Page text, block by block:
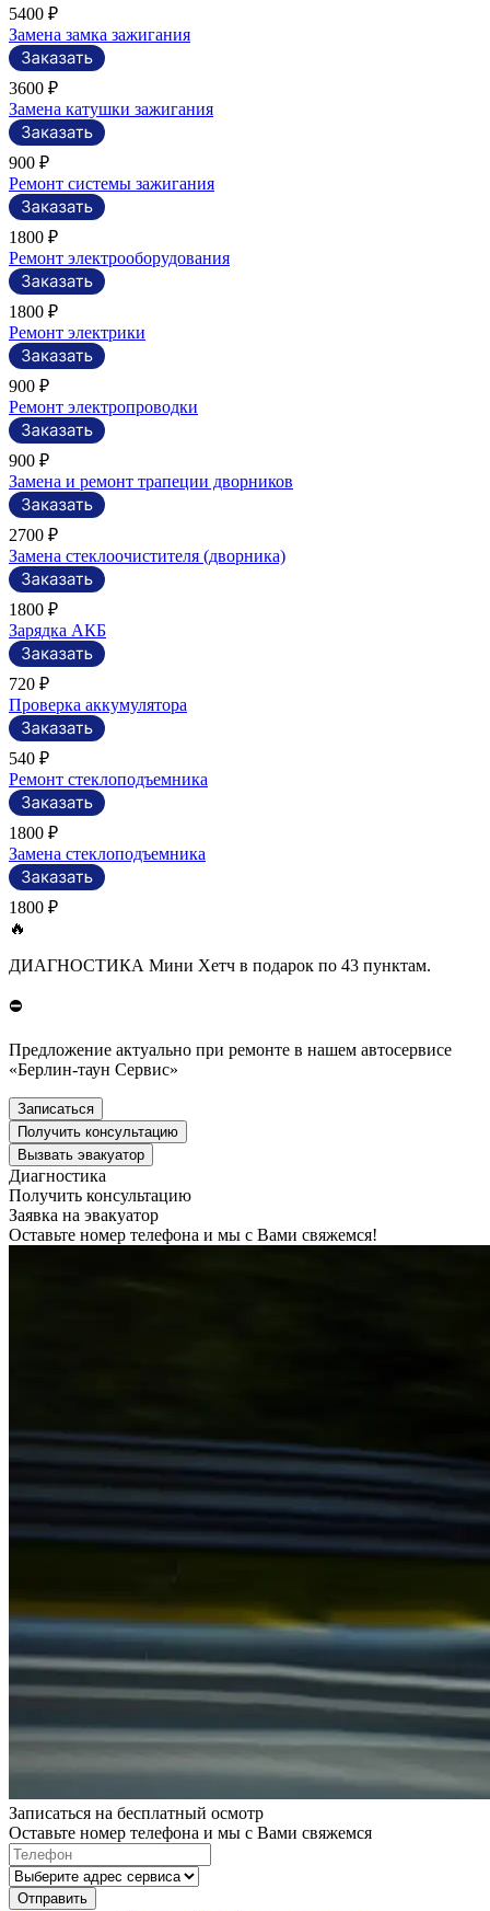
5400 ₽
Замена замка зажигания
3600 ₽
Замена катушки зажигания
900 ₽
Ремонт системы зажигания
1800 ₽
Ремонт электрооборудования
1800 ₽
Ремонт электрики
900 ₽
Ремонт электропроводки
900 ₽
Замена и ремонт трапеции дворников
2700 ₽
Замена стеклоочистителя (дворника)
1800 ₽
Зарядка АКБ
720 ₽
Проверка аккумулятора
540 ₽
Ремонт стеклоподъемника
1800 ₽
Замена стеклоподъемника
1800 ₽
🔥
ДИАГНОСТИКА Мини Хетч в подарок по 43 пунктам.
⛔
Предложение актуально при ремонте в нашем автосервисе
«Берлин-таун Сервис»
Записаться
Получить консультацию
Вызвать эвакуатор
Диагностика
Получить консультацию
Заявка на эвакуатор
Оставьте номер телефона и мы с Вами свяжемся!
Записаться на бесплатный осмотр
Оставьте номер телефона и мы с Вами свяжемся